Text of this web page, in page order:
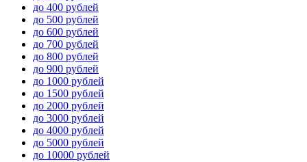
до 400 рублей
до 500 рублей
до 600 рублей
до 700 рублей
до 800 рублей
до 900 рублей
до 1000 рублей
до 1500 рублей
до 2000 рублей
до 3000 рублей
до 4000 рублей
до 5000 рублей
до 10000 рублей